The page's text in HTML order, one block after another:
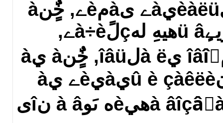
ë‏لîâü, ضهًهىîيèàëüيàے ىàمèے, خٌٍَنà
يà ë‏لèىَ‏, ريےٍü âهيهِ لهçلًà÷èے,
رèëüيهéّèé çàمîâîً يà ë‏لîâü, خٌٍَنà يà
ë‏لèىîمî, خلًےنû è çàêëèيàيèے يà